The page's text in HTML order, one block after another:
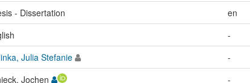
- Dissertation
en
-
Julia Stefanie
-
Jochen
-